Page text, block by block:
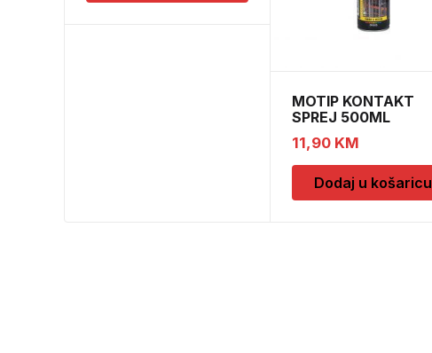
MOTIP KONTAKT
SPREJ 500ML
M090505
11,90 KM
Dodaj u košaricu